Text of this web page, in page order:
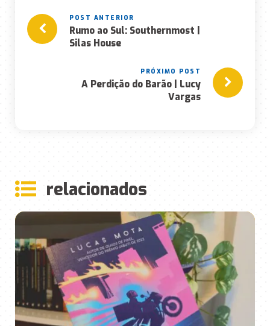
Rumo ao Sul: Southernmost |
Silas House
A Perdição do Barão | Lucy
Vargas
relacionados